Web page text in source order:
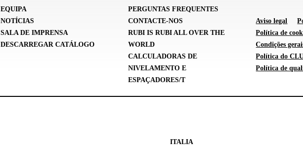
EQUIPA
NOTÍCIAS
SALA DE IMPRENSA
DESCARREGAR CATÁLOGO
PERGUNTAS FREQUENTES
CONTACTE-NOS
RUBI IS RUBI ALL OVER THE
WORLD
CALCULADORAS DE
NIVELAMENTO E
ESPAÇADORES/T
Aviso legal
Política de
Condições
Política do
Política de
ITALIA